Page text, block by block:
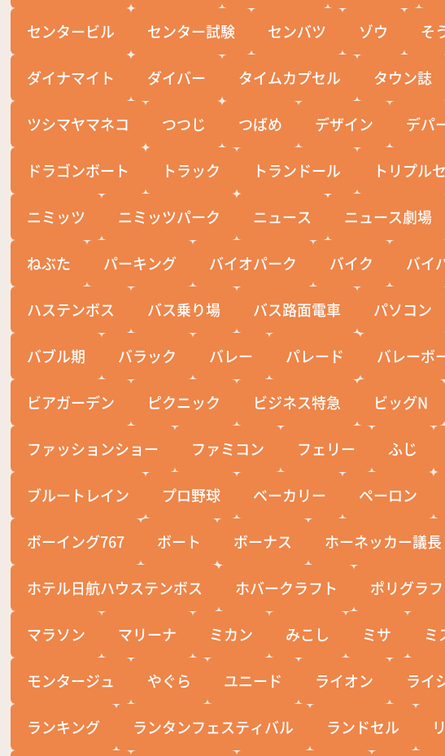
センタービル センター試験 センバツ ゾウ そ
ダイナマイト ダイバー タイムカプセル タウン誌
ツシマヤマネコ つつじ つばめ デザイン デパ
ドラゴンボート トラック トランドール トリプル
ニミッツ ニミッツパーク ニュース ニュース劇場
ねぶた パーキング バイオパーク バイク バイ
ハステンボス バス乗り場 バス路面電車 パソコン
バブル期 バラック バレー パレード バレーボ
ビアガーデン ピクニック ビジネス特急 ビッグN
ファッションショー ファミコン フェリー ふじ
ブルートレイン プロ野球 ベーカリー ペーロン
ボーイング767 ボート ボーナス ホーネッカー議長
ホテル日航ハウステンボス ホバークラフト ポリグラフ
マラソン マリーナ ミカン みこし ミサ ミ
モンタージュ やぐら ユニード ライオン ライ
ランキング ランタンフェスティバル ランドセル